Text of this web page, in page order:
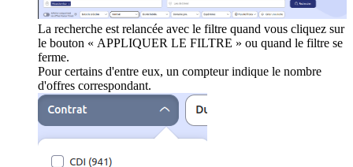
La recherche est relancée avec le filtre quand vous cliquez sur
le bouton « APPLIQUER LE FILTRE » ou quand le filtre se
ferme.
Pour certains d'entre eux, un compteur indique le nombre
d'offres correspondant.